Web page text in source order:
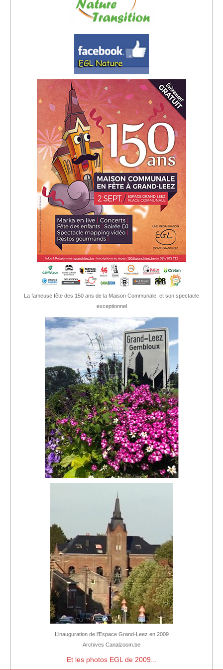
Inscrivez-vous à notre Lettre d'information
La fameuse fête des 150 ans de la Maison Communale, et son spectacle
exceptionnel
L’inauguration de l’Espace Grand-Leez en 2009
Archives Canalzoom.be
Et les photos EGL de 2009...